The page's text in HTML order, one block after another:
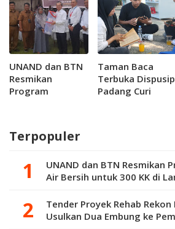
UNAND dan BTN
Resmikan
Program
Bukit
Taman Baca
Terbuka Dispusip
Padang Curi
Terpopuler
UNAND dan BTN Resmikan
Air Bersih untuk 300 KK di
Tender Proyek Rehab
Usulkan Dua Embung ke